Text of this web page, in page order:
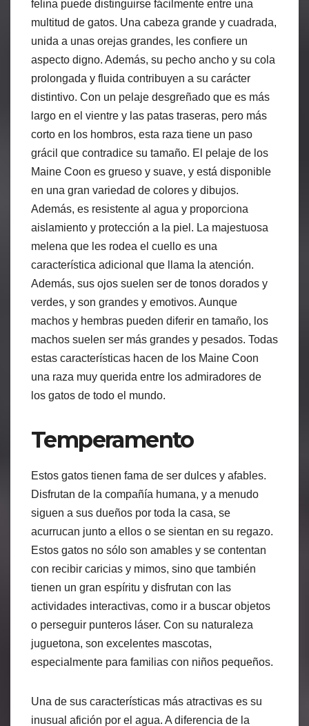
felina puede distinguirse fácilmente entre una
multitud de gatos. Una cabeza grande y cuadrada,
unida a unas orejas grandes, les confiere un
aspecto digno. Además, su pecho ancho y su cola
prolongada y fluida contribuyen a su carácter
distintivo. Con un pelaje desgreñado que es más
largo en el vientre y las patas traseras, pero más
corto en los hombros, esta raza tiene un paso
grácil que contradice su tamaño. El pelaje de los
Maine Coon es grueso y suave, y está disponible
en una gran variedad de colores y dibujos.
Además, es resistente al agua y proporciona
aislamiento y protección a la piel. La majestuosa
melena que les rodea el cuello es una
característica adicional que llama la atención.
Además, sus ojos suelen ser de tonos dorados y
verdes, y son grandes y emotivos. Aunque
machos y hembras pueden diferir en tamaño, los
machos suelen ser más grandes y pesados. Todas
estas características hacen de los Maine Coon
una raza muy querida entre los admiradores de
los gatos de todo el mundo.
Temperamento
Estos gatos tienen fama de ser dulces y afables.
Disfrutan de la compañía humana, y a menudo
siguen a sus dueños por toda la casa, se
acurrucan junto a ellos o se sientan en su regazo.
Estos gatos no sólo son amables y se contentan
con recibir caricias y mimos, sino que también
tienen un gran espíritu y disfrutan con las
actividades interactivas, como ir a buscar objetos
o perseguir punteros láser. Con su naturaleza
juguetona, son excelentes mascotas,
especialmente para familias con niños pequeños.
Una de sus características más atractivas es su
inusual afición por el agua. A diferencia de la